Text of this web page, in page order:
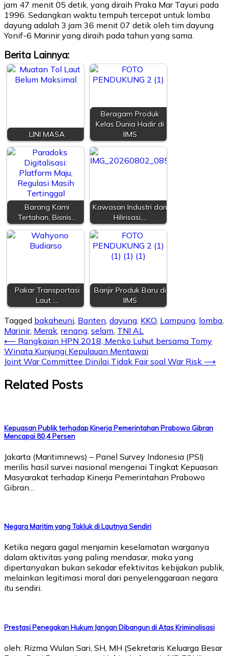
jam 47 menit 05 detik, yang diraih Praka Mar Tayuri pada
1996. Sedangkan waktu tempuh tercepat untuk lomba
dayung adalah 3 jam 36 menit 07 detik oleh tim dayung
Yonif-6 Marinir yang diraih pada tahun yang sama.
Berita Lainnya:
LINI MASA
Beragam Produk
Kelas Dunia Hadir di
IIMS
Barang Kami
Tertahan, Bisnis…
Kawasan Industri dan
Hilirisasi,…
Pakar Transportasi
Laut :…
Banjir Produk Baru di
IIMS
Tagged bakaheuni Banten dayung KKO Lampung lomba
Marinir, Merak renang selam TNI AL
⟵ Rangkaian HPN 2018, Menko Luhut bersama Tomy
Winata Kunjungi Kepulauan Mentawai
Joint War Committee Dinilai Tidak Fair soal War Risk ⟶
Related Posts
Kepuasan Publik terhadap Kinerja Pemerintahan Prabowo Gibran
Mencapai 80,4 Persen
Jakarta (Maritimnews) – Panel Survey Indonesia (PSI)
merilis hasil survei nasional mengenai Tingkat Kepuasan
Masyarakat terhadap Kinerja Pemerintahan Prabowo
Gibran…
Negara Maritim yang Takluk di Lautnya Sendiri
Ketika negara gagal menjamin keselamatan warganya
dalam aktivitas yang paling mendasar, maka yang
dipertanyakan bukan sekadar efektivitas kebijakan publik,
melainkan legitimasi moral dari penyelenggaraan negara
itu sendiri.
Prestasi Penegakan Hukum Jangan Dibangun di Atas Kriminalisasi
oleh: Rizma Wulan Sari, SH, MH (Sekretaris Keluarga Besar